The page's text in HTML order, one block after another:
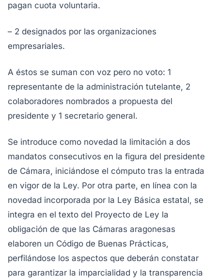
pagan cuota voluntaria.
– 2 designados por las organizaciones
empresariales.
A éstos se suman con voz pero no voto: 1
representante de la administración tutelante, 2
colaboradores nombrados a propuesta del
presidente y 1 secretario general.
Se introduce como novedad la limitación a dos
mandatos consecutivos en la figura del presidente
de Cámara, iniciándose el cómputo tras la entrada
en vigor de la Ley. Por otra parte, en línea con la
novedad incorporada por la Ley Básica estatal, se
integra en el texto del Proyecto de Ley la
obligación de que las Cámaras aragonesas
elaboren un Código de Buenas Prácticas,
perfilándose los aspectos que deberán constatar
para garantizar la imparcialidad y la transparencia